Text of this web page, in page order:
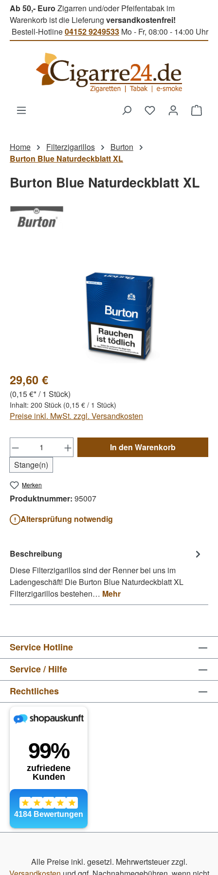
Zum Hauptinhalt springen
Ab 50,- Euro Zigarren und/oder Pfeifentabak im
Warenkorb ist die Lieferung versandkostenfrei!
Bestell-Hotline04152 9249533 Mo - Fr, 08:00 - 14:00 Uhr
Du hast 0
Home Filterzigarillos
Burton
Burton Blue Naturdeckblatt XL
Burton Blue Naturdeckblatt XL
29,60 €
(0,15 €* / 1 Stück)
Inhalt: 200 Stück (0,15 € / 1 Stück)
Preise inkl. MwSt. zzgl. Versandkosten
Produkt Anzahl: Gib den gewünschten
Stange(n)
In den Warenkorb
Merken
Produktnummer: 95007
Altersprüfung notwendig
Beschreibung
Diese Filterzigarillos sind der Renner bei uns im
Ladengeschäft! Die Burton Blue Naturdeckblatt XL
Filterzigarillos bestehen… Mehr
Service Hotline
Service / Hilfe
Rechtliches
Alle Preise inkl. gesetzl. Mehrwertsteuer zzgl.